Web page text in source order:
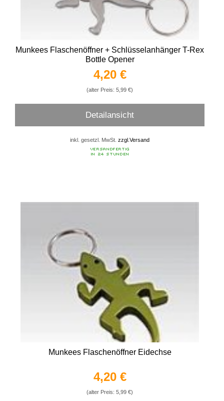
Munkees Flaschenöffner + Schlüsselanhänger T-Rex
Bottle Opener
4,20 €
(alter Preis: 5,99 €)
Detailansicht
inkl. gesetzl. MwSt.zzgl.Versand
Munkees Flaschenöffner Eidechse
4,20 €
(alter Preis: 5,99 €)